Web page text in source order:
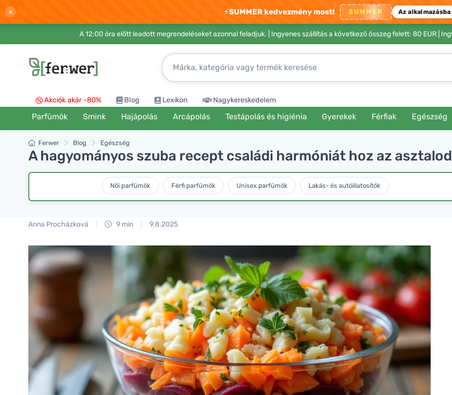
× ⚡SUMMER kedvezmény most! SUMMER Az alkalmazásba
A 12:00 óra előtt leadott megrendeléseket azonnal feladjuk. | Ingyenes szállítás a következő összeg felett: 80 EUR |
Akciók akár -80% Blog Lexikon Nagykereskedelem
Parfümök Smink Hajápolás Arcápolás Testápolás és higiénia Gyerekek Férfiak Egészség
Ferwer Blog Egészség
A hagyományos szuba recept családi harmóniát hoz az
Női parfümök Férfi parfümök Unisex parfümök Lakás- és autóillatosítók
Anna Procházková 9 min 9.8.2025